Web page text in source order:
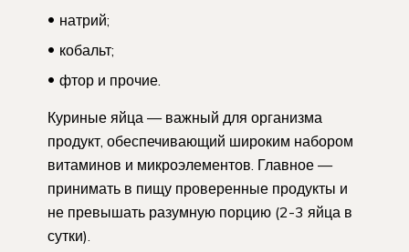
натрий;
кобальт;
фтор и прочие.
Куриные яйца — важный для организма
продукт, обеспечивающий широким набором
витаминов и микроэлементов. Главное —
принимать в пищу проверенные продукты и
не превышать разумную порцию (2-3 яйца в
сутки).